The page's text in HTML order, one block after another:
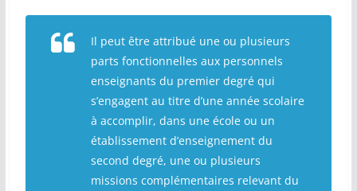
Il peut être attribué une ou plusieurs
parts fonctionnelles aux personnels
enseignants du premier degré qui
s’engagent au titre d’une année scolaire
à accomplir, dans une école ou un
établissement d’enseignement du
second degré, une ou plusieurs
missions complémentaires relevant du